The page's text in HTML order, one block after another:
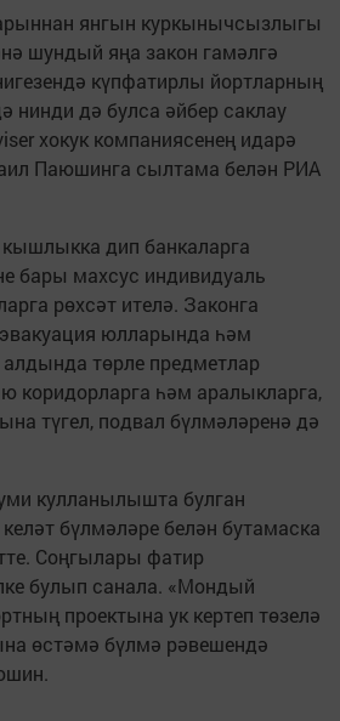
янгын куркынычсызлыгы
шундый яңа закон гамәлгә
күпфатирлы йортларның
нинди дә булса әйбер саклау
хокук компаниясенең идарә
Паюшинга сылтама белән РИА
кышлыкка дип банкаларга
бары махсус индивидуаль
рөхсәт ителә. Законга
юлларында һәм
төрле предметлар
коридорларга һәм аралыкларга,
түгел, подвал бүлмәләренә дә
кулланылышта булган
бүлмәләре белән бутамаска
Соңгылары фатир
булып санала. «Мондый
проектына ук кертеп төзелә
өстәмә бүлмә рәвешендә